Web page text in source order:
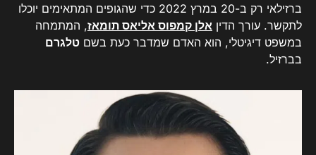
ברזילאי רק ב-20 במרץ 2022 כדי שהגופים המתאימים יוכלו
לתקשר. עורך הדין אלן קמפוס אליאס תומאז, המתמחה
במשפט דיגיטלי, הוא האדם שמדבר כעת בשם טלגרם
בברזיל.